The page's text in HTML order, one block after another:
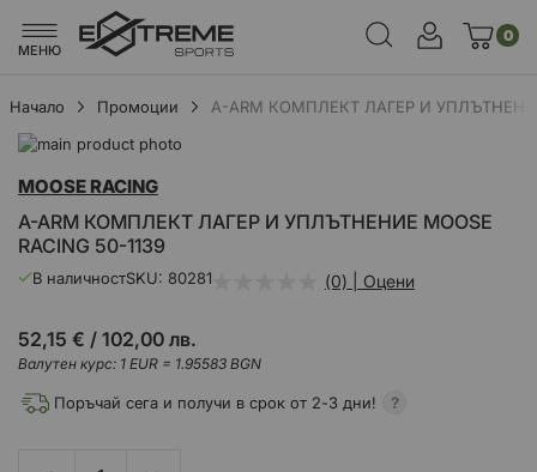
МЕНЮ
0
Начало Промоции
A-ARM КОМПЛЕКТ ЛАГЕР И УПЛЪТНЕНИЕ
Преминете
края
галерията
на
изображенията
към
на
галерия
със
A-ARM КОМПЛЕКТ ЛАГЕР И УПЛЪТНЕНИЕ MOOSE
RACING 50-1139
MOOSE RACING
В наличностSKU 80281 (0) | Оцени
52,15 € / 102,00 лв.
Валутен курс: 1 EUR = 1.95583 BGN
Поръчай сега и получи в срок от 2-3 дни!